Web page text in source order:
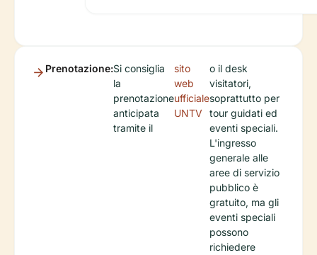
Prenotazione:Si consiglia
la
prenotazione
anticipata
tramite il
sito
web
ufficiale
UNTV
o il desk
visitatori,
soprattutto per
tour guidati ed
eventi speciali.
L'ingresso
generale alle
aree di servizio
pubblico è
gratuito, ma gli
eventi speciali
possono
richiedere